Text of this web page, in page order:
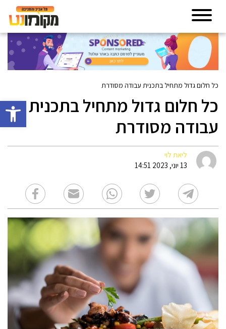
פתח
כל חלום גדול מתחיל בתכנית עבודה מסודרת
כל חלום גדול מתחיל בתכנית
עבודה מסודרת
ליאת לוי
13 יוני, 2023 14:51